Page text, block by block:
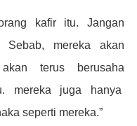
kafir itu. Jangan
mereka akan
terus berusaha
mereka juga hanya
seperti mereka.”